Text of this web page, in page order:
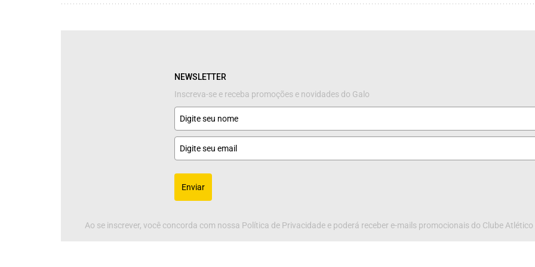
NEWSLETTER
Inscreva-se e receba promoções e novidades do Galo
Enviar
Ao se inscrever, você concorda com nossa Política de Privacidade e poderá receber e-mails promocionais do Clube Atlético